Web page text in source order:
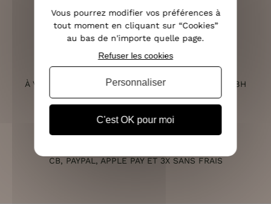
(VOIR LES CONDITIONS)
À VOTRE ÉCOUTE DU LUNDI AU SAMEDI DE 10H À 18H
CB, PAYPAL, APPLE PAY ET 3X SANS FRAIS
Vous pourrez modifier vos préférences à
tout moment en cliquant sur “Cookies”
au bas de n'importe quelle page.
C'est OK pour moi
Refuser les cookies
Personnaliser